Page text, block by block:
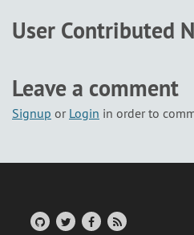
User Contributed
Leave a comment
Signup or Login in order to